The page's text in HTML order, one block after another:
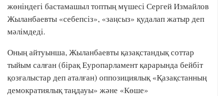
жөніндегі бастамашыл топтың мүшесі Сергей Измайлов
Жыланбаевты «себепсіз», «заңсыз» қудалап жатыр деп
мәлімдеді.
Оның айтуынша, Жыланбаевты қазақстандық соттар
тыйым салған (бірақ Еуропарламент қарарында бейбіт
қозғалыстар деп аталған) оппозициялық «Қазақстанның
демократиялық таңдауы» және «Көше»